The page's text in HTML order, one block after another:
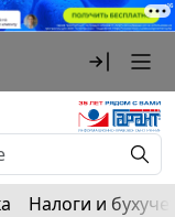
Налоги и